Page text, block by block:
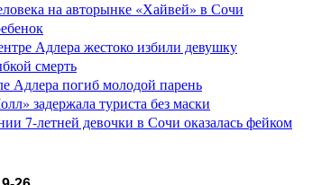
на авторынке «Хайвей» в Сочи
Адлера жестоко избили девушку
смерть
Адлера погиб молодой парень
задержала туриста без маски
7-летней девочки в Сочи оказалась фейком